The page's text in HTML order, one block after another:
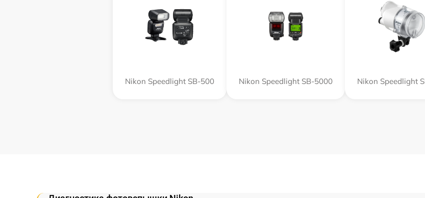
Nikon Speedlight SB-500 Nikon Speedlight SB-5000 Nikon Speedlight